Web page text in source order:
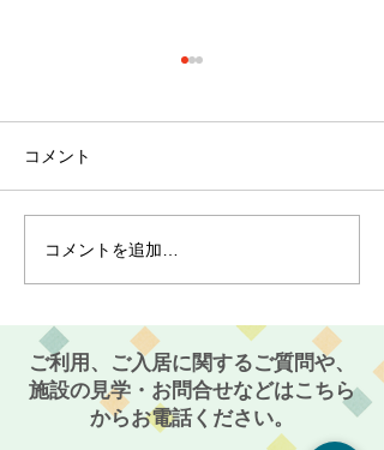
最近のブーム〜小規模多
機能ホーム麻姑の小町伊
コメント
コメントを追加…
ご利用、ご入居に関するご質問や、
施設の見学・お問合せなどはこちら
からお電話ください。